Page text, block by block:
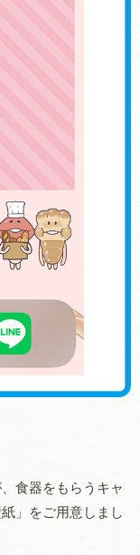
食器をもらうキャ
」をご用意しまし